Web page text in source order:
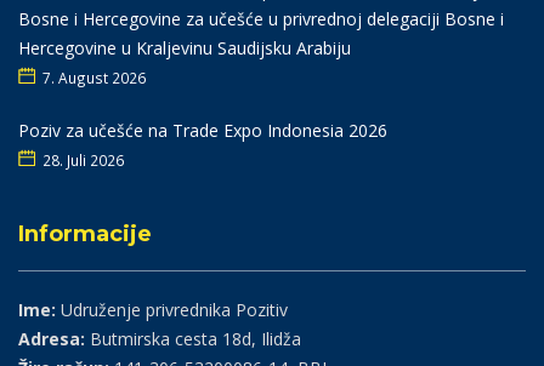
Bosne i Hercegovine za učešće u privrednoj delegaciji Bosne i
Hercegovine u Kraljevinu Saudijsku Arabiju
7. August 2026
Poziv za učešće na Trade Expo Indonesia 2026
28. Juli 2026
Informacije
Ime: Udruženje privrednika Pozitiv
Adresa: Butmirska cesta 18d, Ilidža